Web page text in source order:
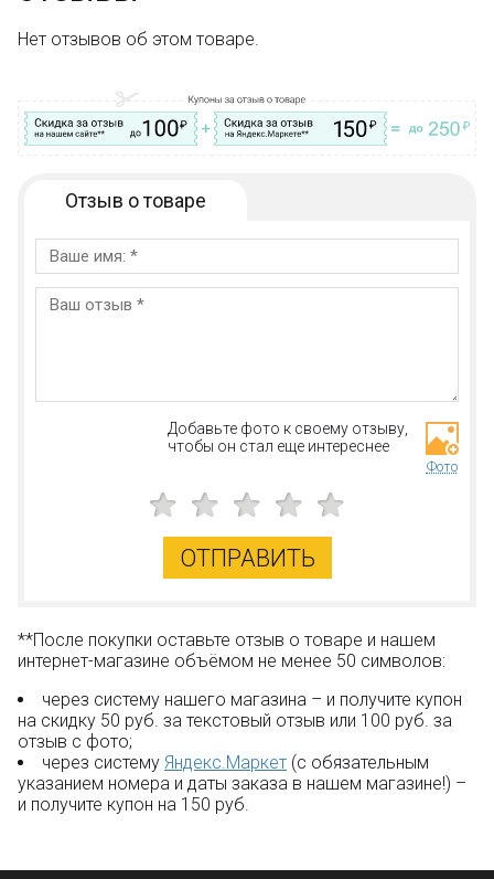
Качественные конструкторы и другие игрушки по
низким ценам!
Остались вопросы?
Вопрос–ответ
Нет отзывов об этом товаре.
Отзыв о товаре
Добавьте фото к своему отзыву,
чтобы он стал еще интереснее
Фото
ОТПРАВИТЬ
**После покупки оставьте отзыв о товаре и нашем
интернет-магазине объёмом не менее 50 символов:
через систему нашего магазина – и получите купон
на скидку 50 руб. за текстовый отзыв или 100 руб. за
отзыв с фото;
через систему Яндекс.Маркет (с обязательным
указанием номера и даты заказа в нашем магазине!) –
и получите купон на 150 руб.